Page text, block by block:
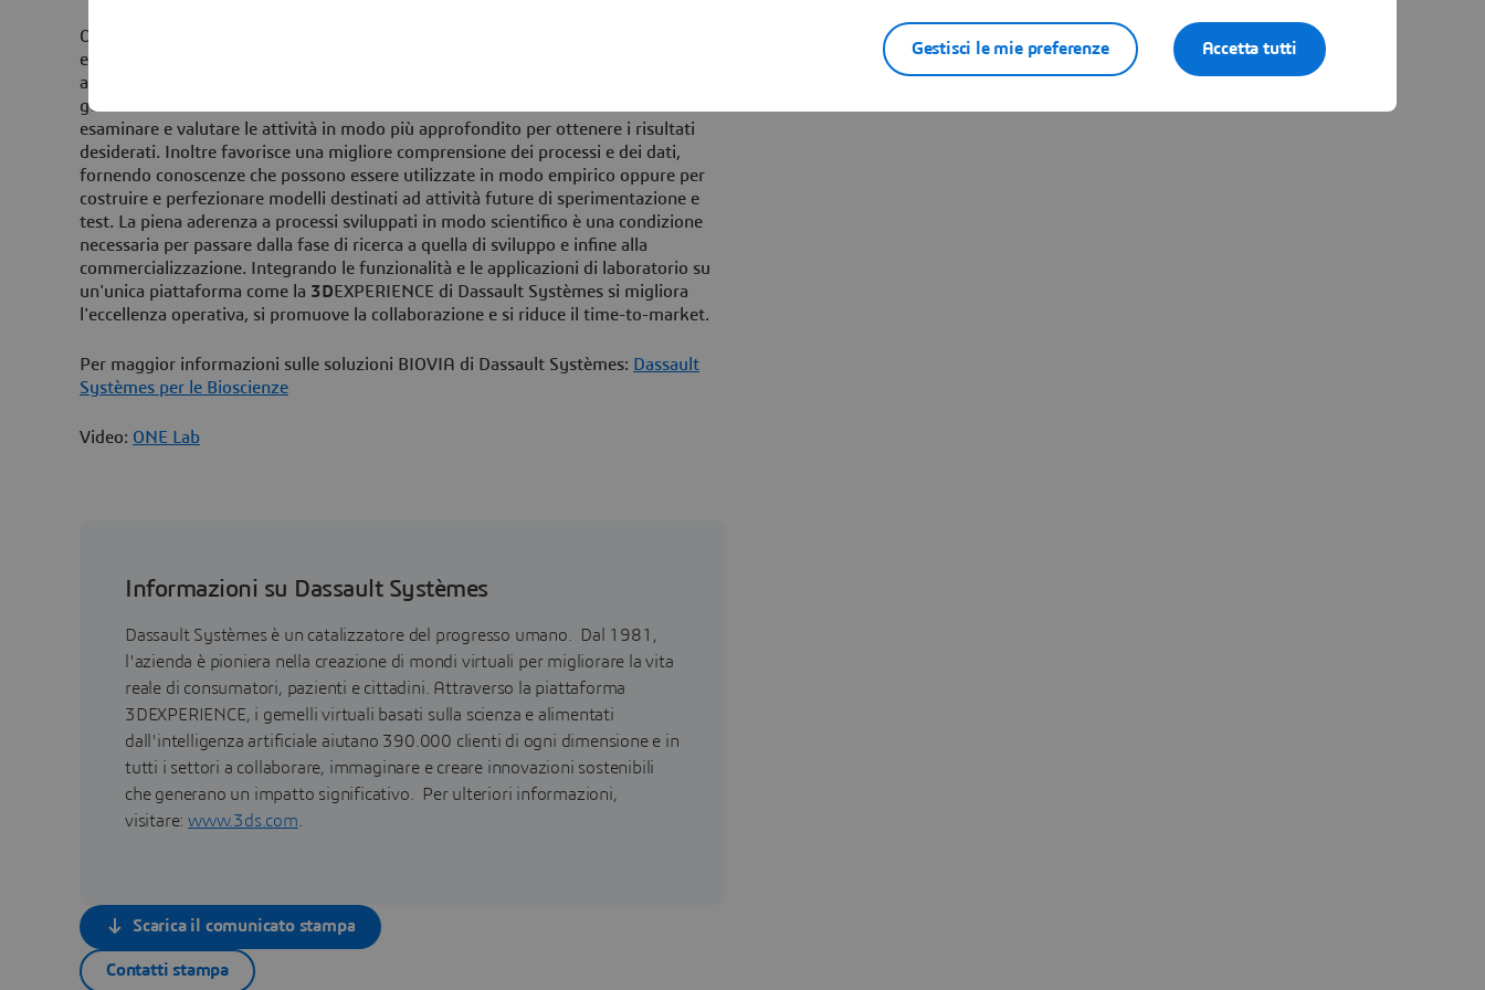
ONE Lab integra addetti, risorse, processi, dati e interfacce per una maggiore
efficienza e collaborazione. La soluzione aiuta gli utenti a conoscere e utilizzare
apparecchiature di laboratorio, materiali e procedure, oltre a realizzare una
gestione unificata basata su ruoli. ONE Lab riduce il lavoro ridondante e consente di
esaminare e valutare le attività in modo più approfondito per ottenere i risultati
desiderati. Inoltre favorisce una migliore comprensione dei processi e dei dati,
fornendo conoscenze che possono essere utilizzate in modo empirico oppure per
costruire e perfezionare modelli destinati ad attività future di sperimentazione e
test. La piena aderenza a processi sviluppati in modo scientifico è una condizione
necessaria per passare dalla fase di ricerca a quella di sviluppo e infine alla
commercializzazione. Integrando le funzionalità e le applicazioni di laboratorio su
un'unica piattaforma come la 3DEXPERIENCE di Dassault Systèmes si migliora
l'eccellenza operativa, si promuove la collaborazione e si riduce il time-to-market.
Per maggior informazioni sulle soluzioni BIOVIA di Dassault Systèmes: Dassault
Systèmes per le Bioscienze
Video: ONE Lab
Informazioni su Dassault Systèmes
Dassault Systèmes è un catalizzatore del progresso umano. Dal 1981,
l'azienda è pioniera nella creazione di mondi virtuali per migliorare la vita
reale di consumatori, pazienti e cittadini. Attraverso la piattaforma
3DEXPERIENCE, i gemelli virtuali basati sulla scienza e alimentati
dall'intelligenza artificiale aiutano 390.000 clienti di ogni dimensione e in
tutti i settori a collaborare, immaginare e creare innovazioni sostenibili
che generano un impatto significativo. Per ulteriori informazioni,
visitare:www.3ds.com
Scarica il comunicato stampa
Contatti stampa
Accetta tutti
Gestisci le mie preferenze